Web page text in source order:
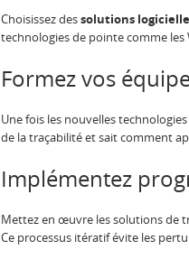
Choisissez dessolutions
technologies de pointe comme les
Formez vos
Une fois les nouvelles
de la traçabilité et sait comment
Implémentez
Mettez en œuvre les solutions de
Ce processus itératif évite les